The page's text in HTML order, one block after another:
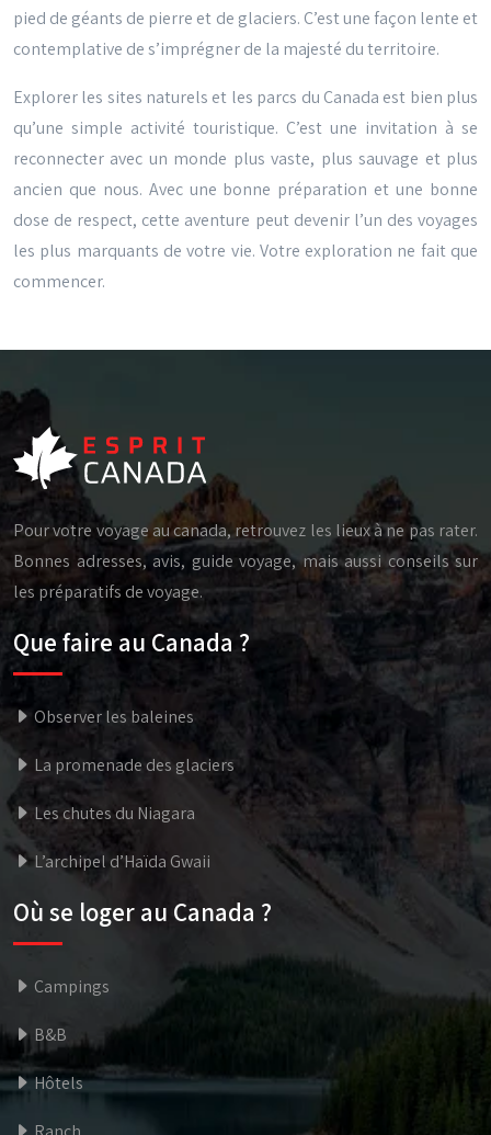
pied de géants de pierre et de glaciers. C’est une façon lente et
contemplative de s’imprégner de la majesté du territoire.
Explorer les sites naturels et les parcs du Canada est bien plus
qu’une simple activité touristique. C’est une invitation à se
reconnecter avec un monde plus vaste, plus sauvage et plus
ancien que nous. Avec une bonne préparation et une bonne
dose de respect, cette aventure peut devenir l’un des voyages
les plus marquants de votre vie. Votre exploration ne fait que
commencer.
Pour votre voyage au canada, retrouvez les lieux à ne pas rater.
Bonnes adresses, avis, guide voyage, mais aussi conseils sur
les préparatifs de voyage.
Que faire au Canada ?
Observer les baleines
La promenade des glaciers
Les chutes du Niagara
L’archipel d’Haïda Gwaii
Où se loger au Canada ?
Campings
B&B
Hôtels